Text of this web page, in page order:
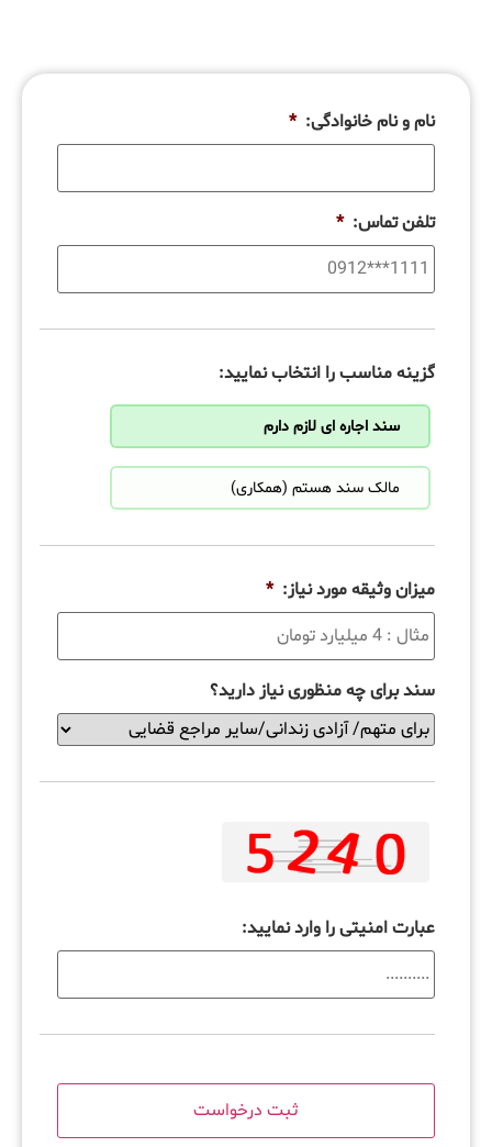
نام و نام خانوادگی: *
تلفن تماس: *
گزینه مناسب را انتخاب نمایید:
سند اجاره ای لازم دارم
مالک سند هستم (همکاری)
میزان وثیقه مورد نیاز: *
سند برای چه منظوری نیاز دارید؟
عبارت امنیتی را وارد نمایید: